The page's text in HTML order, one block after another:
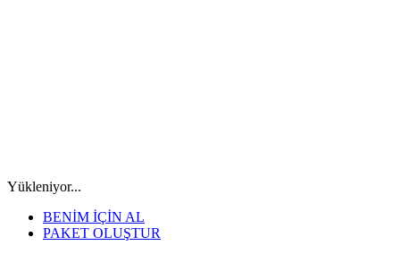
Yükleniyor...
BENİM İÇİN AL
PAKET OLUŞTUR